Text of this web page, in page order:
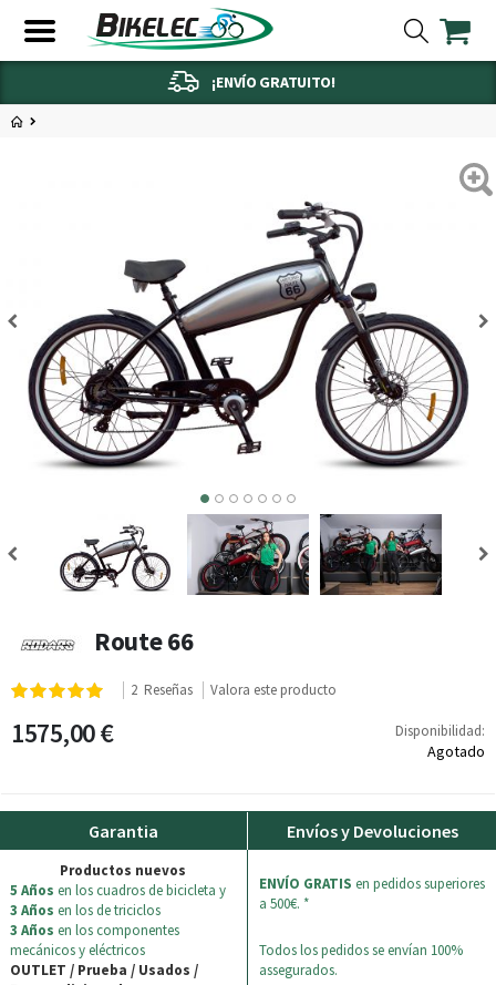
¡ENVÍO GRATUITO!
Route 66
Valoración:
2 Reseñas Valora este producto
1575,00 € Disponibilidad:
Agotado
Garantia
Productos nuevos
5 Años en los cuadros de bicicleta y
3 Años en los de triciclos
3 Años en los componentes
mecánicos y eléctricos
OUTLET / Prueba / Usados /
Envíos y Devoluciones
ENVÍO GRATIS en pedidos superiores
a 500€. *
Todos los pedidos se envían 100%
assegurados.